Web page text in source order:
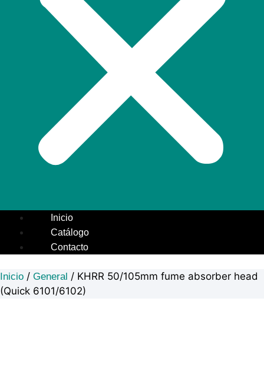
Inicio
Catálogo
Contacto
Inicio / General / KHRR 50/105mm fume absorber head
(Quick 6101/6102)